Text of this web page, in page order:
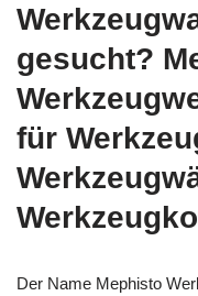
gesucht?
für
Der Name Mephisto